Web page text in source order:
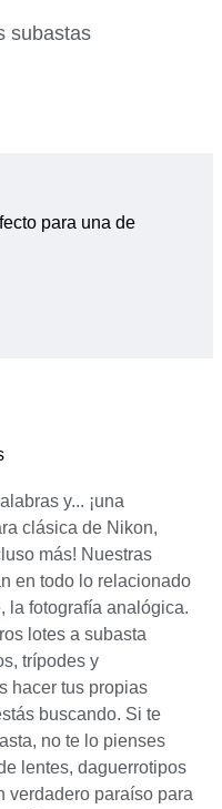
subastas
para una de
y... ¡una
clásica de Nikon,
más! Nuestras
en todo lo relacionado
la fotografía analógica.
lotes a subasta
trípodes y
hacer tus propias
buscando. Si te
no te lo pienses
lentes, daguerrotipos
verdadero paraíso para